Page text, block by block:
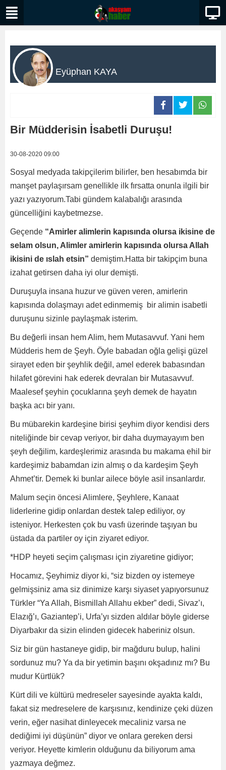
Eyüphan KAYA
Bir Müdderisin İsabetli Duruşu!
30-08-2020 09:00
Sosyal medyada takipçilerim bilirler, ben hesabımda bir
manşet paylaşırsam genellikle ilk fırsatta onunla ilgili bir
yazı yazıyorum.Tabi gündem kalabalığı arasında
güncelliğini kaybetmezse.
Geçende “Amirler alimlerin kapısında olursa ikisine de
selam olsun, Alimler amirlerin kapısında olursa Allah
ikisini de ıslah etsin” demiştim.Hatta bir takipçim buna
izahat getirsen daha iyi olur demişti.
Duruşuyla insana huzur ve güven veren, amirlerin
kapısında dolaşmayı adet edinmemiş bir alimin isabetli
duruşunu sizinle paylaşmak isterim.
Bu değerli insan hem Alim, hem Mutasavvuf. Yani hem
Müdderis hem de Şeyh. Öyle babadan oğla gelişi güzel
sirayet eden bir şeyhlik değil, amel ederek babasından
hilafet görevini hak ederek devralan bir Mutasavvuf.
Maalesef şeyhin çocuklarına şeyh demek de hayatın
başka acı bir yanı.
Bu mübarekin kardeşine birisi şeyhim diyor kendisi ders
niteliğinde bir cevap veriyor, bir daha duymayayım ben
şeyh değilim, kardeşlerimiz arasında bu makama ehil bir
kardeşimiz babamdan izin almış o da kardeşim Şeyh
Ahmet’tir. Demek ki bunlar ailece böyle asil insanlardır.
Malum seçin öncesi Alimlere, Şeyhlere, Kanaat
liderlerine gidip onlardan destek talep ediliyor, oy
isteniyor. Herkesten çok bu vasfı üzerinde taşıyan bu
üstada da partiler oy için ziyaret ediyor.
*HDP heyeti seçim çalışması için ziyaretine gidiyor;
Hocamız, Şeyhimiz diyor ki, “siz bizden oy istemeye
gelmişsiniz ama siz dinimize karşı siyaset yapıyorsunuz
Türkler “Ya Allah, Bismillah Allahu ekber” dedi, Sivaz’ı,
Elazığ’ı, Gaziantep’i, Urfa’yı sizden aldılar böyle giderse
Diyarbakır da sizin elinden gidecek haberiniz olsun.
Siz bir gün hastaneye gidip, bir mağduru bulup, halini
sordunuz mu? Ya da bir yetimin başını okşadınız mı? Bu
mudur Kürtlük?
Kürt dili ve kültürü medreseler sayesinde ayakta kaldı,
fakat siz medreselere de karşısınız, kendinize çeki düzen
verin, eğer nasihat dinleyecek mecaliniz varsa ne
dediğimi iyi düşünün” diyor ve onlara gereken dersi
veriyor. Heyette kimlerin olduğunu da biliyorum ama
yazmaya değmez.